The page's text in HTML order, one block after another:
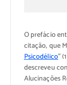
O prefácio
citação, que
Psicodélico”
descreveu
Alucinações